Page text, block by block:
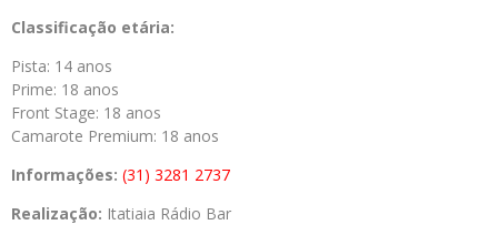
Classificação etária:
Pista: 14 anos
Prime: 18 anos
Front Stage: 18 anos
Camarote Premium: 18 anos
Informações: (31) 3281 2737
Realização: Itatiaia Rádio Bar